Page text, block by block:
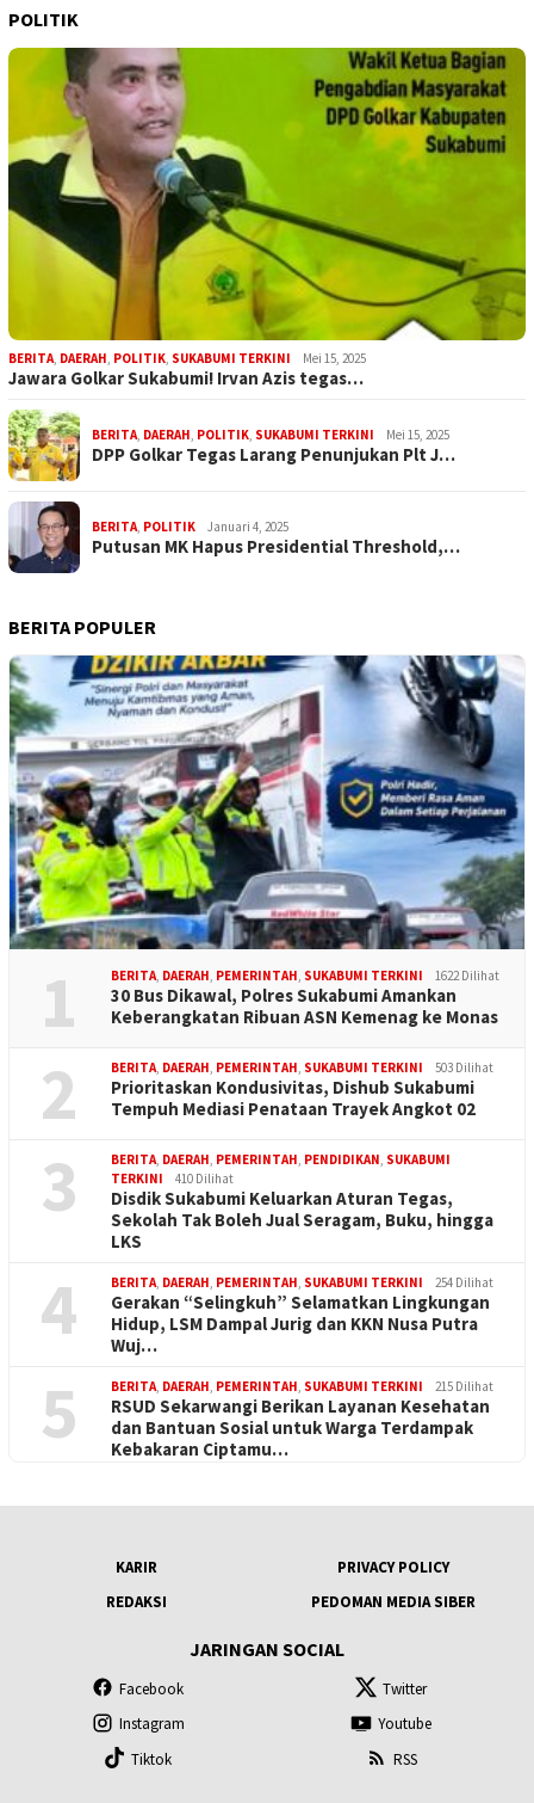
POLITIK
BERITA, DAERAH, POLITIK, SUKABUMI TERKINI Mei 15, 2025
Jawara Golkar Sukabumi! Irvan Azis tegas…
BERITA, DAERAH, POLITIK, SUKABUMI TERKINI Mei 15, 2025
DPP Golkar Tegas Larang Penunjukan Plt J…
BERITA, POLITIK Januari 4, 2025
Putusan MK Hapus Presidential Threshold,…
BERITA POPULER
1 BERITA, DAERAH, PEMERINTAH, SUKABUMI TERKINI 1622 Dilihat
30 Bus Dikawal, Polres Sukabumi Amankan
Keberangkatan Ribuan ASN Kemenag ke Monas
2 BERITA, DAERAH, PEMERINTAH, SUKABUMI TERKINI 503 Dilihat
Prioritaskan Kondusivitas, Dishub Sukabumi
Tempuh Mediasi Penataan Trayek Angkot 02
3 BERITA, DAERAH, PEMERINTAH, PENDIDIKAN, SUKABUMI
TERKINI
410 Dilihat
Disdik Sukabumi Keluarkan Aturan Tegas,
Sekolah Tak Boleh Jual Seragam, Buku, hingga
LKS
4 BERITA, DAERAH, PEMERINTAH, SUKABUMI TERKINI 254 Dilihat
Gerakan “Selingkuh” Selamatkan Lingkungan
Hidup, LSM Dampal Jurig dan KKN Nusa Putra
Wuj…
5 BERITA, DAERAH, PEMERINTAH, SUKABUMI TERKINI 215 Dilihat
RSUD Sekarwangi Berikan Layanan Kesehatan
dan Bantuan Sosial untuk Warga Terdampak
Kebakaran Ciptamu…
KARIR
PRIVACY POLICY
REDAKSI
PEDOMAN MEDIA SIBER
JARINGAN SOCIAL
Facebook
Twitter
Instagram
Youtube
Tiktok
RSS